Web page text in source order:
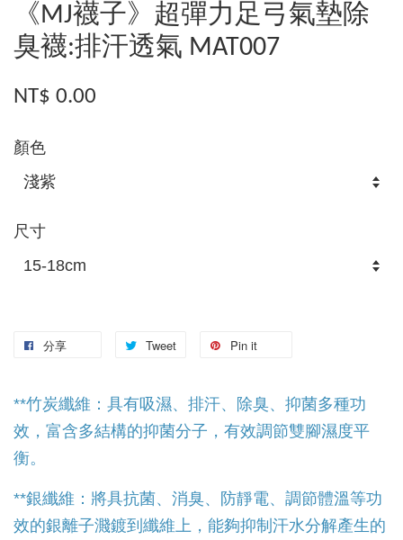
《MJ襪子》超彈力足弓氣墊除
臭襪:排汗透氣 MAT007
NT$ 0.00
顏色
尺寸
分享 Tweet Pin it
**竹炭纖維：具有吸濕、排汗、除臭、抑菌多種功
效，富含多結構的抑菌分子，有效調節雙腳濕度平
衡。
**銀纖維：將具抗菌、消臭、防靜電、調節體溫等功
效的銀離子濺鍍到纖維上，能夠抑制汗水分解產生的